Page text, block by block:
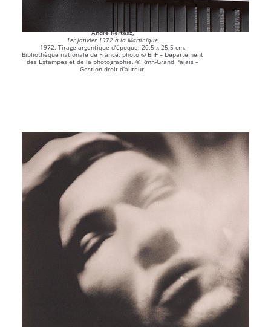
André Kertész,
1er janvier 1972 à la Martinique,
1972. Tirage argentique d’époque, 20,5 x 25,5 cm.
Bibliothèque nationale de France. photo © BnF – Département
des Estampes et de la photographie. © Rmn-Grand Palais –
Gestion droit d’auteur.